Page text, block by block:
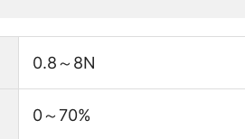
0.8～8N
0～70%